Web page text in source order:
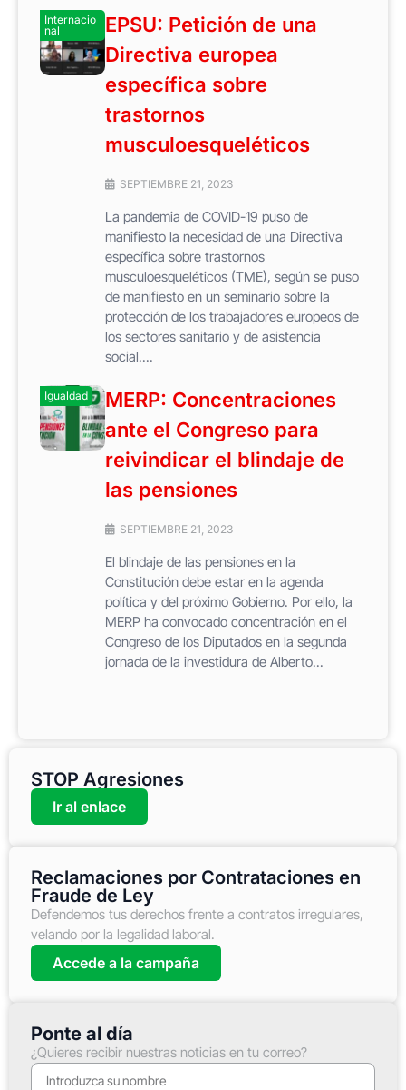
Internacio
nal
EPSU: Petición de una
Directiva europea
específica sobre
trastornos
musculoesqueléticos
SEPTIEMBRE 21, 2023
La pandemia de COVID-19 puso de
manifiesto la necesidad de una Directiva
específica sobre trastornos
musculoesqueléticos (TME), según se puso
de manifiesto en un seminario sobre la
protección de los trabajadores europeos de
los sectores sanitario y de asistencia
social....
Igualdad
MERP: Concentraciones
ante el Congreso para
reivindicar el blindaje de
las pensiones
SEPTIEMBRE 21, 2023
El blindaje de las pensiones en la
Constitución debe estar en la agenda
política y del próximo Gobierno. Por ello, la
MERP ha convocado concentración en el
Congreso de los Diputados en la segunda
jornada de la investidura de Alberto...
STOP Agresiones
Ir al enlace
Reclamaciones por Contrataciones en
Fraude de Ley
Defendemos tus derechos frente a contratos irregulares,
velando por la legalidad laboral.
Accede a la campaña
Ponte al día
¿Quieres recibir nuestras noticias en tu correo?